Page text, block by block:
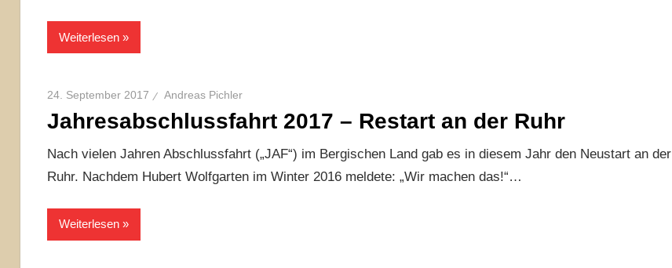
Weiterlesen
24. September 2017 Andreas Pichler
Jahresabschlussfahrt 2017 – Restart an der Ruhr
Nach vielen Jahren Abschlussfahrt („JAF“) im Bergischen Land gab es in diesem Jahr den Neustart an der
Ruhr. Nachdem Hubert Wolfgarten im Winter 2016 meldete: „Wir machen das!“…
Weiterlesen